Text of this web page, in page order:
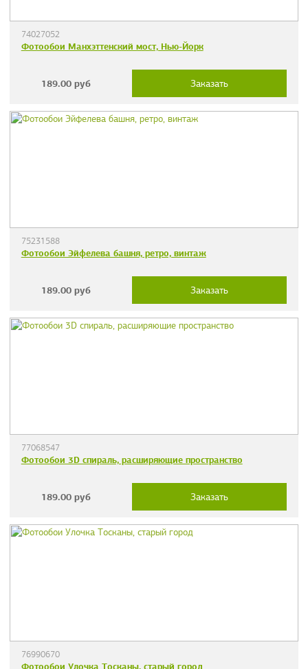
74027052
Фотообои Манхэттенский мост, Нью-Йорк
189.00 руб Заказать
75231588
Фотообои Эйфелева башня, ретро, винтаж
189.00 руб Заказать
77068547
Фотообои 3D спираль, расширяющие пространство
189.00 руб Заказать
76990670
Фотообои Улочка Тосканы, старый город